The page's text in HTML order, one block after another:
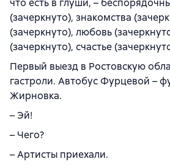
что есть в глуши, –
(зачеркнуто), знакомства
(зачеркнуто), любовь
(зачеркнуто), счастье
Первый выезд в Ростовскую
гастроли. Автобус Фурцевой –
Жирновка.
– Эй!
– Чего?
– Артисты приехали.